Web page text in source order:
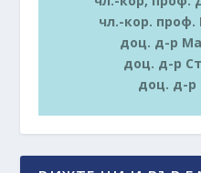
чл.-кор. проф.
доц. д-р
доц. д-р
доц. д-р